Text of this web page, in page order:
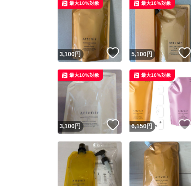
3,100円 いいね！
最大10%対象
5,100円
最大10%対象
3,100円 いいね！
最大10%対象
6,150円
最大10%対象